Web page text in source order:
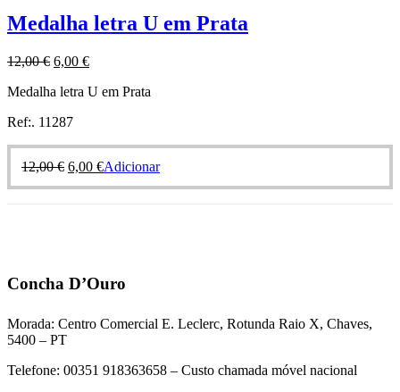
Medalha letra U em Prata
12,00€ 6,00 €
Medalha letra U em Prata
Ref:. 11287
12,00€ 6,00 €Adicionar
Concha D’Ouro
Morada: Centro Comercial E. Leclerc, Rotunda Raio X, Chaves,
5400 – PT
Telefone: 00351 918363658 – Custo chamada móvel nacional